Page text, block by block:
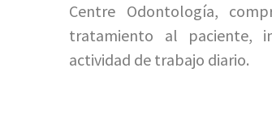
Centre Odontología,
tratamiento al paciente,
actividad de trabajo diario.